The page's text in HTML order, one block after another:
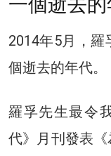
一個逝去
2014年5月，羅
個逝去的年代。
羅孚先生最令
代》月刊發表